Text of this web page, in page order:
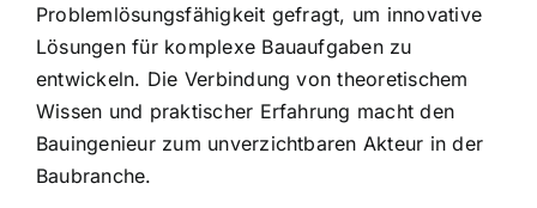
Problemlösungsfähigkeit gefragt, um innovative
Lösungen für komplexe Bauaufgaben zu
entwickeln. Die Verbindung von theoretischem
Wissen und praktischer Erfahrung macht den
Bauingenieur zum unverzichtbaren Akteur in der
Baubranche.